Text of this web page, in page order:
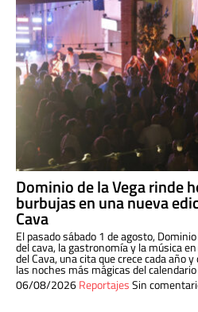
Dominio de la Vega rinde
burbujas en una nueva
Cava
El pasado sábado 1 de agosto,
del cava, la gastronomía y la música
del Cava, una cita que crece cada año
las noches más mágicas del
06/08/2026ReportajesSin